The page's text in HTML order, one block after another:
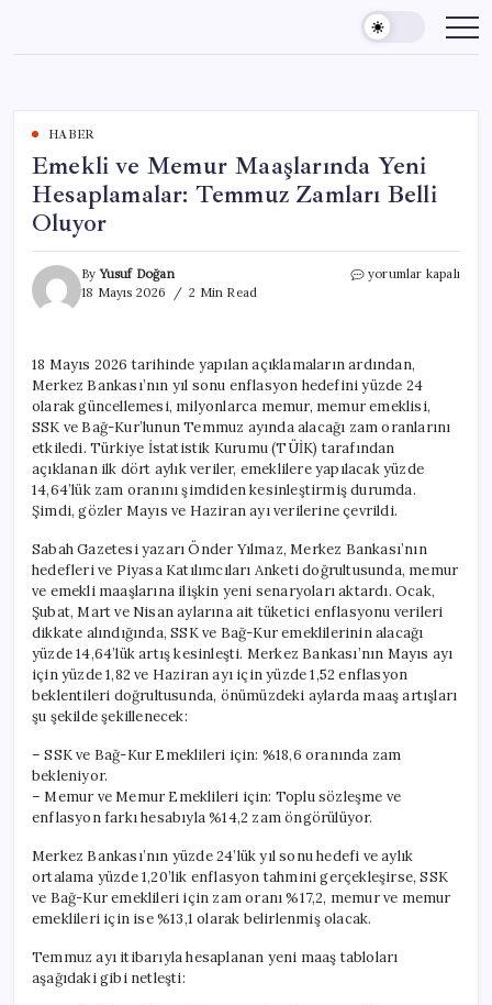
content
HABER
Emekli ve Memur Maaşlarında Yeni
Hesaplamalar: Temmuz Zamları Belli
Oluyor
ByYusuf Doğan
18 Mayıs 2026
2 Min Read
Emekli
Hesaplamalar:
Temmuz
Zamları
Belli
Oluyor
için
yorumlar kapalı
18 Mayıs 2026 tarihinde yapılan açıklamaların ardından,
Merkez Bankası’nın yıl sonu enflasyon hedefini yüzde 24
olarak güncellemesi, milyonlarca memur, memur emeklisi,
SSK ve Bağ-Kur’lunun Temmuz ayında alacağı zam oranlarını
etkiledi. Türkiye İstatistik Kurumu (TÜİK) tarafından
açıklanan ilk dört aylık veriler, emeklilere yapılacak yüzde
14,64’lük zam oranını şimdiden kesinleştirmiş durumda.
Şimdi, gözler Mayıs ve Haziran ayı verilerine çevrildi.
Sabah Gazetesi yazarı Önder Yılmaz, Merkez Bankası’nın
hedefleri ve Piyasa Katılımcıları Anketi doğrultusunda, memur
ve emekli maaşlarına ilişkin yeni senaryoları aktardı. Ocak,
Şubat, Mart ve Nisan aylarına ait tüketici enflasyonu verileri
dikkate alındığında, SSK ve Bağ-Kur emeklilerinin alacağı
yüzde 14,64’lük artış kesinleşti. Merkez Bankası’nın Mayıs ayı
için yüzde 1,82 ve Haziran ayı için yüzde 1,52 enflasyon
beklentileri doğrultusunda, önümüzdeki aylarda maaş artışları
şu şekilde şekillenecek:
– SSK ve Bağ-Kur Emeklileri için: %18,6 oranında zam
bekleniyor.
– Memur ve Memur Emeklileri için: Toplu sözleşme ve
enflasyon farkı hesabıyla %14,2 zam öngörülüyor.
Merkez Bankası’nın yüzde 24’lük yıl sonu hedefi ve aylık
ortalama yüzde 1,20’lik enflasyon tahmini gerçekleşirse, SSK
ve Bağ-Kur emeklileri için zam oranı %17,2, memur ve memur
emeklileri için ise %13,1 olarak belirlenmiş olacak.
Temmuz ayı itibarıyla hesaplanan yeni maaş tabloları
aşağıdaki gibi netleşti: